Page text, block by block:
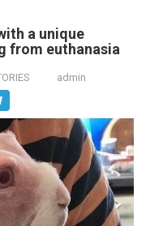
a unique
from euthanasia
admin